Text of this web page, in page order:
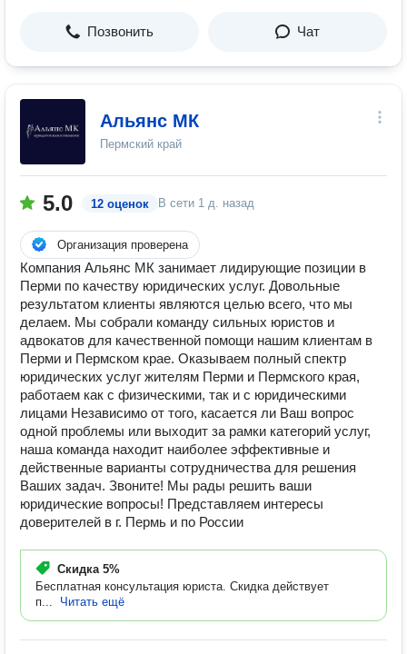
Позвонить Чат
Альянс МК
Пермский край
5.0 12 оценок В сети 1 д. назад
Организация проверена
Компания Альянс МК занимает лидирующие позиции в
Перми по качеству юридических услуг. Довольные
результатом клиенты являются целью всего, что мы
делаем. Мы собрали команду сильных юристов и
адвокатов для качественной помощи нашим клиентам в
Перми и Пермском крае. Оказываем полный спектр
юридических услуг жителям Перми и Пермского края,
работаем как с физическими, так и с юридическими
лицами Независимо от того, касается ли Ваш вопрос
одной проблемы или выходит за рамки категорий услуг,
наша команда находит наиболее эффективные и
действенные варианты сотрудничества для решения
Ваших задач. Звоните! Мы рады решить ваши
юридические вопросы! Представляем интересы
доверителей в г. Пермь и по России
Скидка 5%
Бесплатная консультация юриста. Скидка действует
п...
Читать ещё